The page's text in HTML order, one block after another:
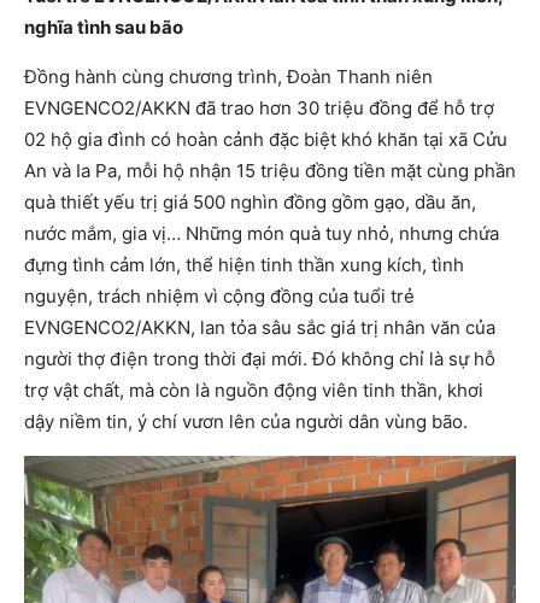
nghĩa tình sau bão
Đồng hành cùng chương trình, Đoàn Thanh niên
EVNGENCO2/AKKN đã trao hơn 30 triệu đồng để hỗ trợ
02 hộ gia đình có hoàn cảnh đặc biệt khó khăn tại xã Cửu
An và Ia Pa, mỗi hộ nhận 15 triệu đồng tiền mặt cùng phần
quà thiết yếu trị giá 500 nghìn đồng gồm gạo, dầu ăn,
nước mắm, gia vị… Những món quà tuy nhỏ, nhưng chứa
đựng tình cảm lớn, thể hiện tinh thần xung kích, tình
nguyện, trách nhiệm vì cộng đồng của tuổi trẻ
EVNGENCO2/AKKN, lan tỏa sâu sắc giá trị nhân văn của
người thợ điện trong thời đại mới. Đó không chỉ là sự hỗ
trợ vật chất, mà còn là nguồn động viên tinh thần, khơi
dậy niềm tin, ý chí vươn lên của người dân vùng bão.